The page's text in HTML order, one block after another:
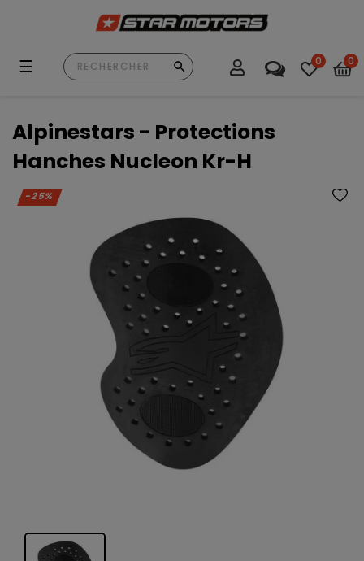
Basculer
☰ 0 0
Alpinestars - Protections
Hanches Nucleon Kr-H
-25%